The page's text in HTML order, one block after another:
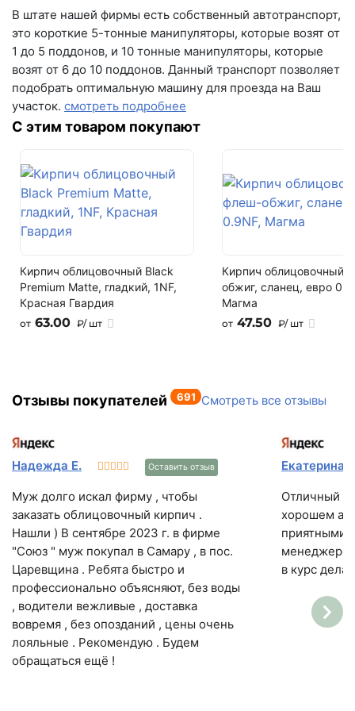
В штате нашей фирмы есть собственный автотранспорт,
это короткие 5-тонные манипуляторы, которые возят от
1 до 5 поддонов, и 10 тонные манипуляторы, которые
возят от 6 до 10 поддонов. Данный транспорт позволяет
подобрать оптимальную машину для проезда на Ваш
участок. смотреть подробнее
С этим товаром покупают
Кирпич облицовочный Black
Premium Matte, гладкий, 1NF,
Красная Гвардия
от 63.00 ₽/ шт
Кирпич облицовочный
обжиг, сланец, евро
Магма
от 47.50 ₽/ шт
Отзывы покупателей 691 Смотреть все отзывы
Надежда Е. Оставить отзыв
Муж долго искал фирму , чтобы
заказать облицовочный кирпич .
Нашли ) В сентябре 2023 г. в фирме
"Союз " муж покупал в Самару , в пос.
Царевщина . Ребята быстро и
профессионально объясняют, без воды
, водители вежливые , доставка
вовремя , без опозданий , цены очень
лояльные . Рекомендую . Будем
обращаться ещё !
Екатерина
Отличный
хорошем
приятными
в курс дела